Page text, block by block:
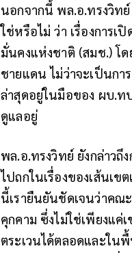
นอกจากนี้ พล.อ.ทรงวิท
ใช่หรือไม่ ว่า เรื่องการ
มั่นคงแห่งชาติ (สมช.) โ
ชายแดน ไม่ว่าจะเป็นก
ล่าสุดอยู่ในมือของ ผบ.
ดูแลอยู่
พล.อ.ทรงวิทย์ ยังกล่าว
ไปถกในเรื่องของเส้นเ
นี้เรายืนยันชัดเจนว่าคณ
คุกคาม ซึ่งไม่ใช่เพียงแ
ตระเวนได้ตลอดและใน